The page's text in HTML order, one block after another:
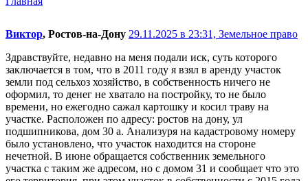
Виктор, Ростов-на-Дону 29.11.2025 в 23:31, Земельное право
Здравствуйте, недавно на меня подали иск, суть которого
заключается в том, что в 2011 году я взял в аренду участок
земли под сельхоз хозяйство, в собственность ничего не
оформил, то денег не хватало на постройку, то не было
времени, но ежегодно сажал картошку и косил траву на
участке. Расположен по адресу: ростов на дону, ул
подшипникова, дом 30 а. Анализуря на кадастровому номеру
было установлено, что участок находится на стороне
нечетной. В июне обращается собственник земельного
участка с таким же адресом, но с домом 31 и сообщает что это